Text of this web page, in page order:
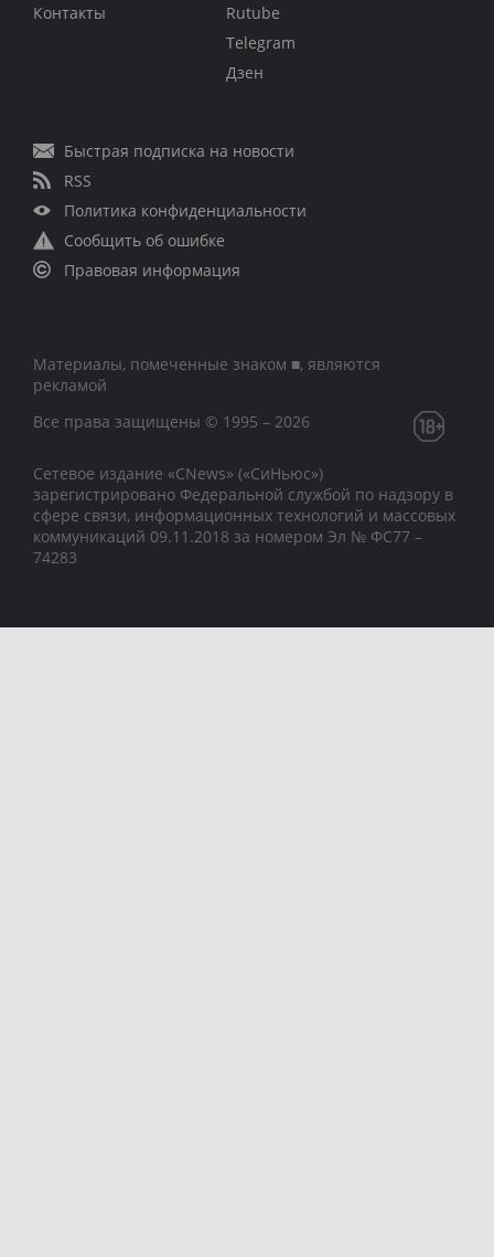
Контакты
Rutube
Telegram
Дзен
Быстрая подписка на новости
RSS
Политика конфиденциальности
Сообщить об ошибке
Правовая информация
Материалы, помеченные знаком ■, являются
рекламой
Все права защищены © 1995 – 2026
Сетевое издание «CNews» («СиНьюс»)
зарегистрировано Федеральной службой по надзору в
сфере связи, информационных технологий и массовых
коммуникаций 09.11.2018 за номером Эл № ФС77 –
74283